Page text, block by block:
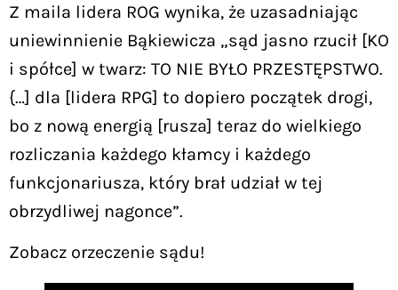
Z maila lidera ROG wynika, że uzasadniając
uniewinnienie Bąkiewicza „sąd jasno rzucił [KO
i spółce] w twarz: TO NIE BYŁO PRZESTĘPSTWO.
{…] dla [lidera RPG] to dopiero początek drogi,
bo z nową energią [rusza] teraz do wielkiego
rozliczania każdego kłamcy i każdego
funkcjonariusza, który brał udział w tej
obrzydliwej nagonce”.
Zobacz orzeczenie sądu!